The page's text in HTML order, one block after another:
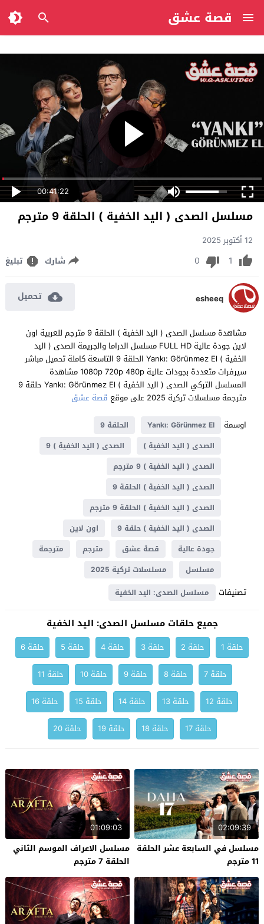
قصة عشق
00:41:22
مسلسل الصدى ( اليد الخفية ) الحلقة 9 مترجم
12 أكتوبر 2025
1
0 شارك تبليغ
esheeq تحميل
مشاهدة مسلسل الصدى ( اليد الخفية ) الحلقة 9 مترجم للعربية اون
لاين جودة عالية FULL HD مسلسل الدراما والجريمة الصدى ( اليد
الخفية ) Yankı: Görünmez El الحلقة 9 التاسعة كاملة تحميل مباشر
سيرفرات متعددة بجودات عالية 1080p 720p 480p مشاهدة
المسلسل التركي الصدى ( اليد الخفية ) Yankı: Görünmez El حلقة 9
مترجمة مسلسلات تركية 2025 على موقع
قصة عشق
اوسمة
Yankı: Görünmez El
الحلقة 9
الصدى ( اليد الخفية )
الصدى ( اليد الخفية ) 9
الصدى ( اليد الخفية ) 9 مترجم
الصدى ( اليد الخفية ) الحلقة 9
الصدى ( اليد الخفية ) الحلقة 9 مترجم
الصدى ( اليد الخفية ) حلقة 9
اون لاين
جودة عالية
قصة عشق مترجم
مترجمة
مسلسل
مسلسلات تركية 2025
تصنيفات مسلسل الصدى: اليد الخفية
جميع حلقات مسلسل الصدى: اليد الخفية
حلقة 1 حلقة 2 حلقة 3 حلقة 4 حلقة 5
حلقة 6
حلقة 7
حلقة 8 حلقة 9 حلقة 10
حلقة 11
حلقة 12
حلقة 13 حلقة 14 حلقة 15
حلقة 16
حلقة 17
حلقة 18 حلقة 19 حلقة 20
02:09:39
مسلسل في السابعة عشر الحلقة
11 مترجم
01:09:03
مسلسل الاعراف الموسم الثاني
الحلقة 7 مترجم